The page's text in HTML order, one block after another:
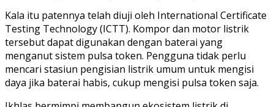
Kala itu patennya telah diuji oleh International Certificate
Testing Technology (ICTT). Kompor dan motor listrik
tersebut dapat digunakan dengan baterai yang
menganut sistem pulsa token. Pengguna tidak perlu
mencari stasiun pengisian listrik umum untuk mengisi
daya jika baterai habis, cukup mengisi pulsa token saja.